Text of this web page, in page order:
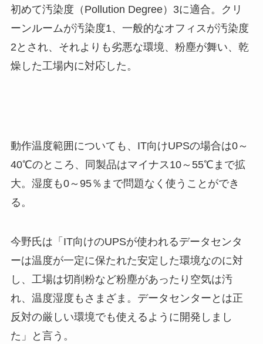
初めて汚染度（Pollution Degree）3に適合。クリ
ーンルームが汚染度1、一般的なオフィスが汚染度
2とされ、それよりも劣悪な環境、粉塵が舞い、乾
燥した工場内に対応した。
動作温度範囲についても、IT向けUPSの場合は0～
40℃のところ、同製品はマイナス10～55℃まで拡
大。湿度も0～95％まで問題なく使うことができ
る。
今野氏は「IT向けのUPSが使われるデータセンタ
ーは温度が一定に保たれた安定した環境なのに対
し、工場は切削粉など粉塵があったり空気は汚
れ、温度湿度もさまざま。データセンターとは正
反対の厳しい環境でも使えるように開発しまし
た」と言う。